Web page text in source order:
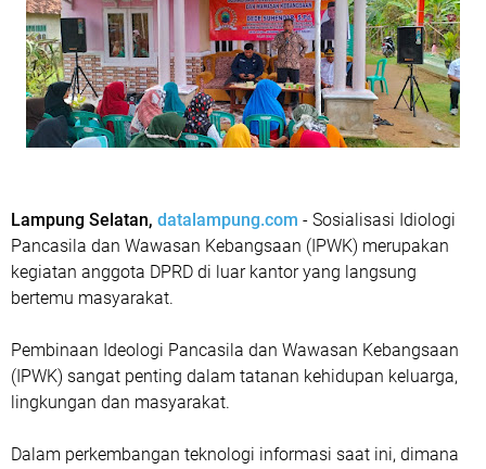
Lampung Selatan, datalampung.com - Sosialisasi Idiologi
Pancasila dan Wawasan Kebangsaan (IPWK) merupakan
kegiatan anggota DPRD di luar kantor yang langsung
bertemu masyarakat.
Pembinaan Ideologi Pancasila dan Wawasan Kebangsaan
(IPWK) sangat penting dalam tatanan kehidupan keluarga,
lingkungan dan masyarakat.
Dalam perkembangan teknologi informasi saat ini, dimana